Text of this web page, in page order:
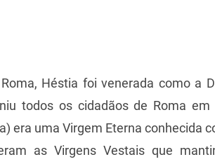
Héstia foi venerada como a
todos os cidadãos de Roma
era uma Virgem Eterna conhecida
as Virgens Vestais que